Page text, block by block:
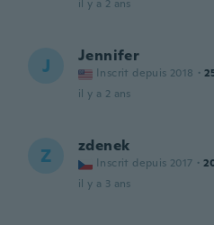
il y a 2 ans
J Jennifer
Inscrit depuis 2018 ·
il y a 2 ans
Z zdenek
Inscrit depuis 2017 ·
il y a 3 ans